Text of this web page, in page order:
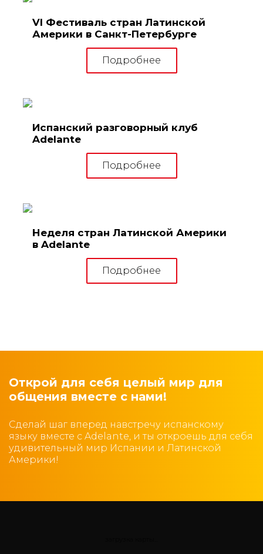
VI Фестиваль стран Латинской
Америки в Санкт-Петербурге
Подробнее
Испанский разговорный клуб
Adelante
Подробнее
Неделя стран Латинской Америки
в Adelante
Подробнее
Открой для себя целый мир для
общения вместе с нами!
Сделай шаг вперед навстречу испанскому
языку вместе с Adelante, и ты откроешь для себя
удивительный мир Испании и Латинской
Америки!